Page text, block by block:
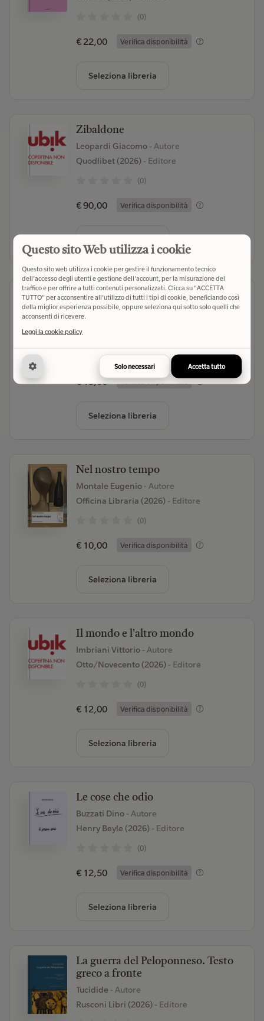
(0)
€ 22,00 Verifica disponibilità
Seleziona libreria
Zibaldone
Leopardi Giacomo - Autore
Quodlibet (2026)- Editore
(0)
€ 90,00 Verifica disponibilità
Io, Agamennone. Gli eroi di
Omero. Nuova ediz.
Guidorizzi Giulio
Raffaello Cortina Editore (2026)
€ 15,00 Verifica disponibilità
Seleziona libreria
Nel nostro tempo
Montale Eugenio - Autore
Officina Libraria (2026)- Editore
(0)
€ 10,00 Verifica disponibilità
Seleziona libreria
Il mondo e l'altro mondo
Imbriani Vittorio - Autore
Otto/Novecento (2026)- Editore
(0)
€ 12,00 Verifica disponibilità
Seleziona libreria
Le cose che odio
Buzzati Dino - Autore
Henry Beyle (2026)- Editore
(0)
€ 12,50 Verifica disponibilità
Seleziona libreria
La guerra del Peloponneso. Testo
greco a fronte
Tucidide - Autore
Rusconi Libri (2026)- Editore
Questo sito Web utilizza i cookie
Questo sito web utilizza i cookie per gestire il funzionamento tecnico
dell'accesso degli utenti e gestione dell'account, per la misurazione del
traffico e per offrire a tutti contenuti personalizzati. Clicca su "ACCETTA
TUTTO" per acconsentire all'utilizzo di tutti i tipi di cookie, beneficiando così
della miglior esperienza possibile, oppure seleziona qui sotto solo quelli che
acconsenti di ricevere.
Leggi la cookie policy
Solo necessari Accetta tutto